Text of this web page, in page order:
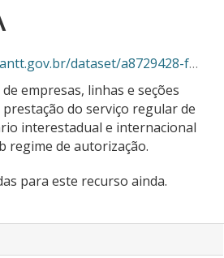
6e5f85aa9a03/resource/04f667ff-caab-405e-925c-264312315da6/download/03-2025_empresas_linhas_secoes_sigma.json
empresas, linhas e seções
do serviço regular de
interestadual e internacional
regime de autorização.
para este recurso ainda.